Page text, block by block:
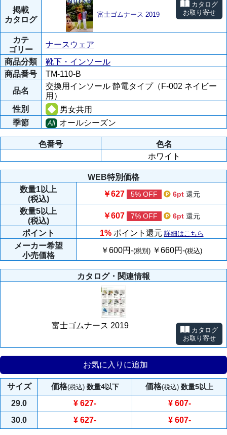
掲載
カタログ
富士ゴムナース 2019
カタログ
お取り寄せ
カテ
ゴリー
ナースウェア
商品分類
靴下・インソール
商品番号
TM-110-B
品名
交換用インソール 静電タイプ（F-002 ネイビー
用）
性別
男女共用
季節
All オールシーズン
色番号
色名
ホワイト
WEB特別価格
数量1以上
(税込)
￥627 5% OFF 6pt 還元
数量5以上
(税込)
￥607 7% OFF 6pt 還元
ポイント 1% ポイント還元 詳細はこちら
メーカー希望
小売価格
￥600円-(税別) ￥660円-(税込)
カタログ・関連情報
富士ゴムナース 2019
カタログ
お取り寄せ
お気に入りに追加
サイズ 価格(税込) 数量4以下 価格(税込) 数量5以上
29.0 ¥ 627- ¥ 607-
30.0
¥ 627- ¥ 607-